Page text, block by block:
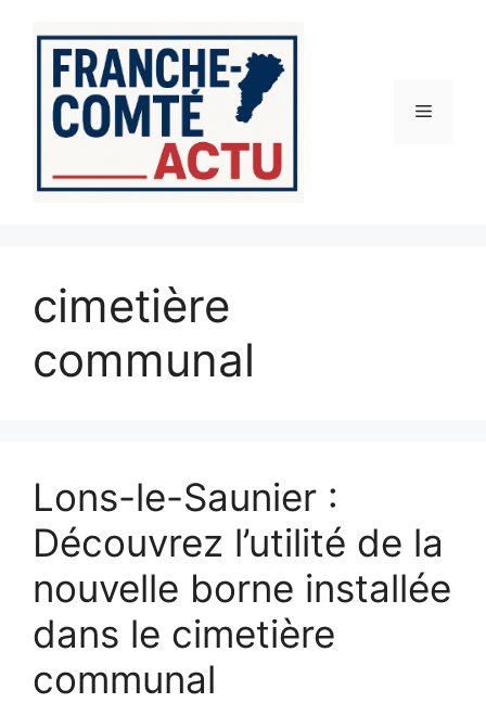
contenu
Menu
cimetière
communal
Lons-le-Saunier :
Découvrez l’utilité de la
nouvelle borne installée
dans le cimetière
communal